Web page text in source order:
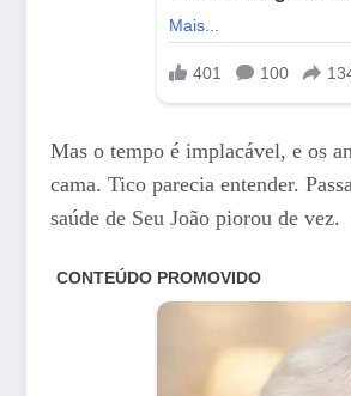
Mas o tempo é implacável, e os
cama. Tico parecia entender.
saúde de Seu João piorou de vez.